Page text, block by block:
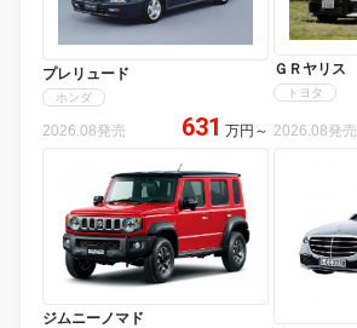
プレリュード
ホンダ
2026.08発売 631 万円 ～
ＧＲヤリス
トヨタ
2026.08発売
ジムニーノマド